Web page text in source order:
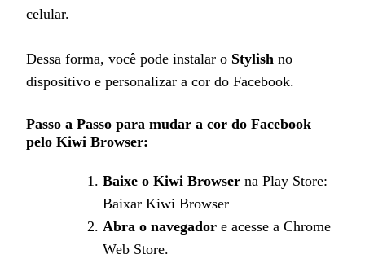
celular.
Dessa forma, você pode instalar o Stylish no
dispositivo e personalizar a cor do Facebook.
Passo a Passo para mudar a cor do Facebook
pelo Kiwi Browser:
Baixe o Kiwi Browser na Play Store:
Baixar Kiwi Browser
Abra o navegador e acesse a Chrome
Web Store.